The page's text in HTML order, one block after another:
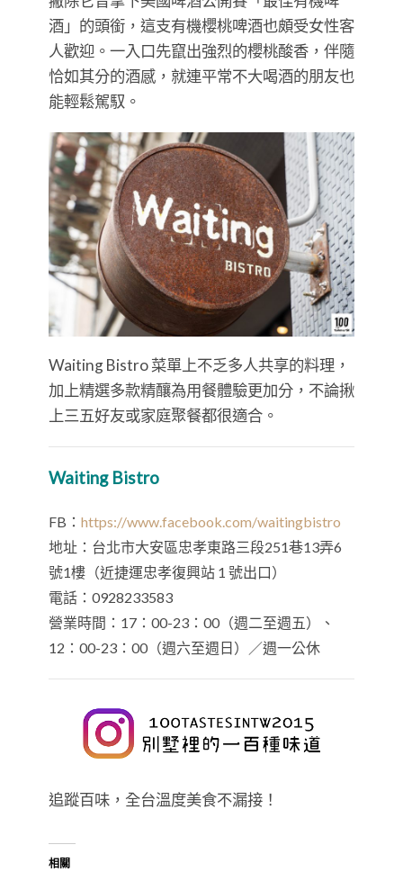
酒」的頭銜，這支有機櫻桃啤酒也頗受女性客
人歡迎。一入口先竄出強烈的櫻桃酸香，伴隨
恰如其分的酒感，就連平常不大喝酒的朋友也
能輕鬆駕馭。
Waiting Bistro 菜單上不乏多人共享的料理，
加上精選多款精釀為用餐體驗更加分，不論揪
上三五好友或家庭聚餐都很適合。
Waiting Bistro
FB： https://www.facebook.com/waitingbistro
地址：台北市大安區忠孝東路三段251巷13弄6
號1樓（近捷運忠孝復興站 1 號出口）
電話：0928233583
營業時間：17：00-23：00（週二至週五）、
12：00-23：00（週六至週日）／週一公休
追蹤百味，全台溫度美食不漏接！
相關